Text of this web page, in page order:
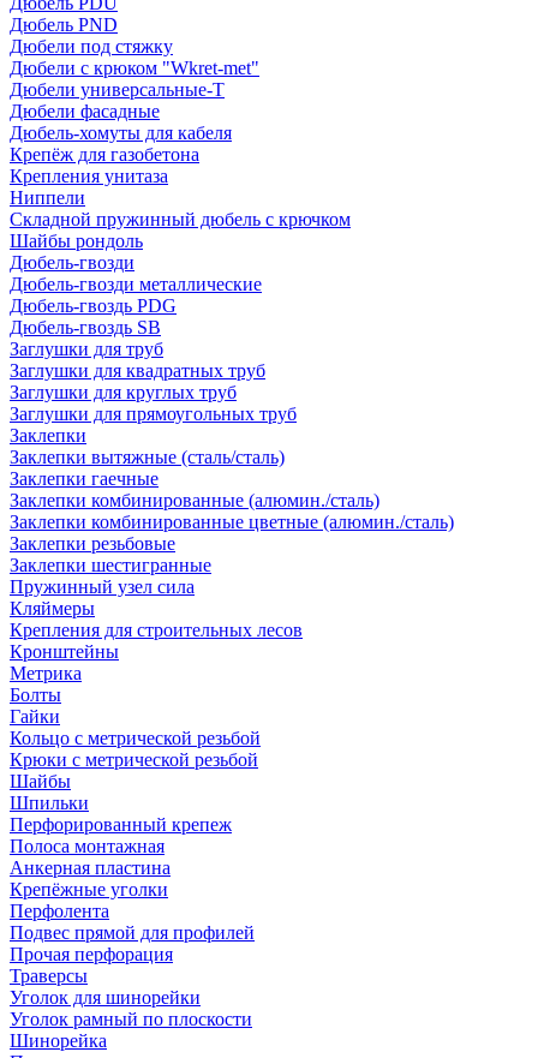
Дюбель PND
Дюбели под стяжку
Дюбели с крюком "Wkret-met"
Дюбели универсальные-Т
Дюбели фасадные
Дюбель-хомуты для кабеля
Крепёж для газобетона
Крепления унитаза
Ниппели
Складной пружинный дюбель с крючком
Шайбы рондоль
Дюбель-гвозди
Дюбель-гвозди металлические
Дюбель-гвоздь PDG
Дюбель-гвоздь SB
Заглушки для труб
Заглушки для квадратных труб
Заглушки для круглых труб
Заглушки для прямоугольных труб
Заклепки
Заклепки вытяжные (сталь/сталь)
Заклепки гаечные
Заклепки комбинированные (алюмин./сталь)
Заклепки комбинированные цветные (алюмин./сталь)
Заклепки резьбовые
Заклепки шестигранные
Пружинный узел сила
Кляймеры
Крепления для строительных лесов
Кронштейны
Метрика
Болты
Гайки
Кольцо с метрической резьбой
Крюки с метрической резьбой
Шайбы
Шпильки
Перфорированный крепеж
Полоса монтажная
Анкерная пластина
Крепёжные уголки
Перфолента
Подвес прямой для профилей
Прочая перфорация
Траверсы
Уголок для шинорейки
Уголок рамный по плоскости
Шинорейка